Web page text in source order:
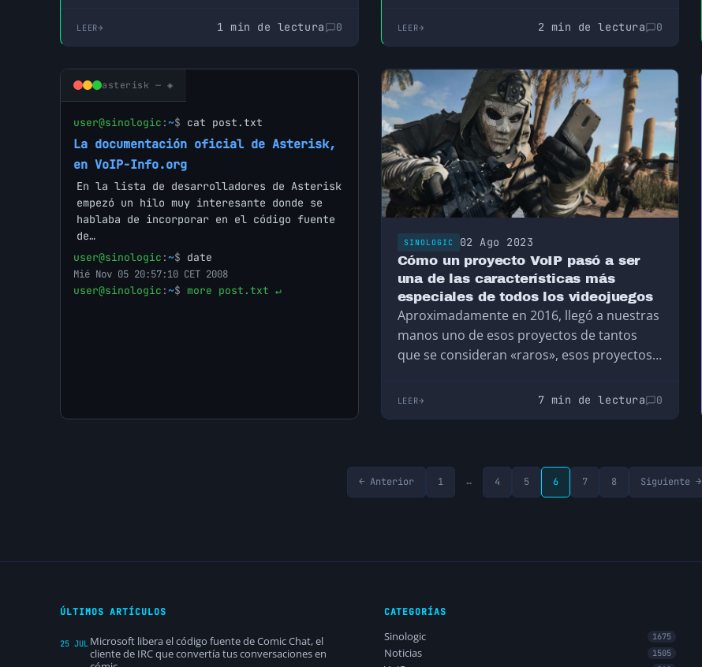
LEER 1 min de lectura 0 LEER 2 min de lectura 0
asterisk — ◈
user@sinologic : ~$ cat post.txt
La documentación oficial de Asterisk,
en VoIP-Info.org
En la lista de desarrolladores de Asterisk
empezó un hilo muy interesante donde se
hablaba de incorporar en el código fuente
de…
user@sinologic : ~$ date
Mié Nov 05 20:57:10 CET 2008
user@sinologic : ~$ more post.txt ↵
SINOLOGIC 02 Ago 2023
Cómo un proyecto VoIP pasó a ser
una de las características más
especiales de todos los videojuegos
Aproximadamente en 2016, llegó a nuestras
manos uno de esos proyectos de tantos
que se consideran «raros», esos proyectos
LEER 7 min de lectura 0
← Anterior 1 … 4 5 6 7 8 Siguiente →
ÚLTIMOS ARTÍCULOS
25 JUL Microsoft libera el código fuente de Comic Chat, el
cliente de IRC que convertía tus conversaciones en
CATEGORÍAS
Sinologic 1675
Noticias 1505